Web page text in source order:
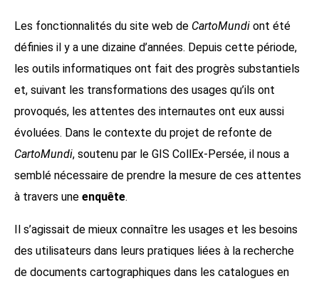
Les fonctionnalités du site web de CartoMundi ont été
définies il y a une dizaine d’années. Depuis cette période,
les outils informatiques ont fait des progrès substantiels
et, suivant les transformations des usages qu’ils ont
provoqués, les attentes des internautes ont eux aussi
évoluées. Dans le contexte du projet de refonte de
CartoMundi, soutenu par le GIS CollEx-Persée, il nous a
semblé nécessaire de prendre la mesure de ces attentes
à travers une enquête.
Il s’agissait de mieux connaître les usages et les besoins
des utilisateurs dans leurs pratiques liées à la recherche
de documents cartographiques dans les catalogues en